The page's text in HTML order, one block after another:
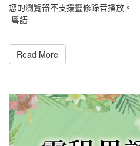
您的瀏覽器不支援靈修錄音播放。
粵語
Read More